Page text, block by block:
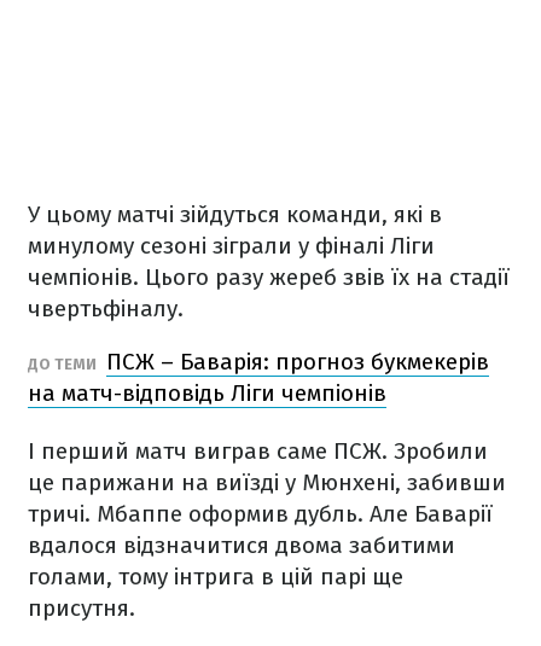
У цьому матчі зійдуться команди, які в
минулому сезоні зіграли у фіналі Ліги
чемпіонів. Цього разу жереб звів їх на стадії
чвертьфіналу.
ДО ТЕМИ
ПСЖ – Баварія: прогноз букмекерів
на матч-відповідь Ліги чемпіонів
І перший матч виграв саме ПСЖ. Зробили
це парижани на виїзді у Мюнхені, забивши
тричі. Мбаппе оформив дубль. Але Баварії
вдалося відзначитися двома забитими
голами, тому інтрига в цій парі ще
присутня.